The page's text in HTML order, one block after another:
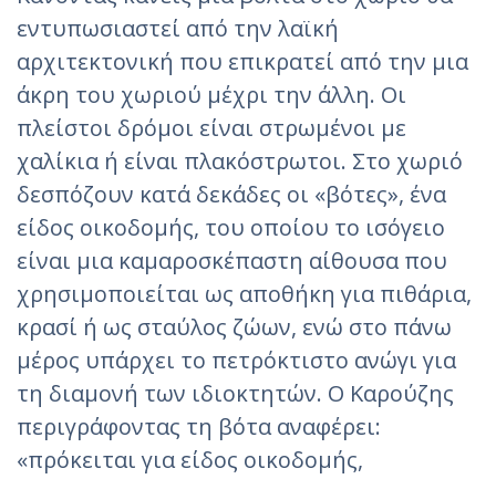
εντυπωσιαστεί από την λαϊκή
αρχιτεκτονική που επικρατεί από την μια
άκρη του χωριού μέχρι την άλλη. Οι
πλείστοι δρόμοι είναι στρωμένοι με
χαλίκια ή είναι πλακόστρωτοι. Στο χωριό
δεσπόζουν κατά δεκάδες οι «βότες», ένα
είδος οικοδομής, του οποίου το ισόγειο
είναι μια καμαροσκέπαστη αίθουσα που
χρησιμοποιείται ως αποθήκη για πιθάρια,
κρασί ή ως σταύλος ζώων, ενώ στο πάνω
μέρος υπάρχει το πετρόκτιστο ανώγι για
τη διαμονή των ιδιοκτητών. Ο Καρούζης
περιγράφοντας τη βότα αναφέρει:
«πρόκειται για είδος οικοδομής,